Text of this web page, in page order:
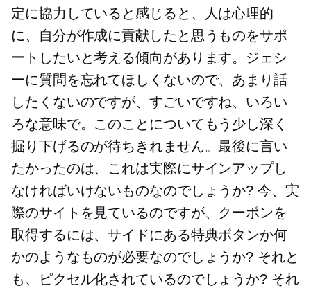
定に協力していると感じると、人は心理的
に、自分が作成に貢献したと思うものをサポ
ートしたいと考える傾向があります。ジェシ
ーに質問を忘れてほしくないので、あまり話
したくないのですが、すごいですね、いろい
ろな意味で。このことについてもう少し深く
掘り下げるのが待ちきれません。最後に言い
たかったのは、これは実際にサインアップし
なければいけないものなのでしょうか? 今、実
際のサイトを見ているのですが、クーポンを
取得するには、サイドにある特典ボタンか何
かのようなものが必要なのでしょうか? それと
も、ピクセル化されているのでしょうか? それ